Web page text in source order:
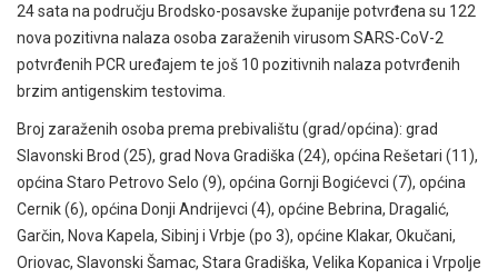
24 sata na području Brodsko-posavske županije potvrđena su 122
nova pozitivna nalaza osoba zaraženih virusom SARS-CoV-2
potvrđenih PCR uređajem te još 10 pozitivnih nalaza potvrđenih
brzim antigenskim testovima.
Broj zaraženih osoba prema prebivalištu (grad/općina): grad
Slavonski Brod (25), grad Nova Gradiška (24), općina Rešetari (11),
općina Staro Petrovo Selo (9), općina Gornji Bogićevci (7), općina
Cernik (6), općina Donji Andrijevci (4), općine Bebrina, Dragalić,
Garčin, Nova Kapela, Sibinj i Vrbje (po 3), općine Klakar, Okučani,
Oriovac, Slavonski Šamac, Stara Gradiška, Velika Kopanica i Vrpolje